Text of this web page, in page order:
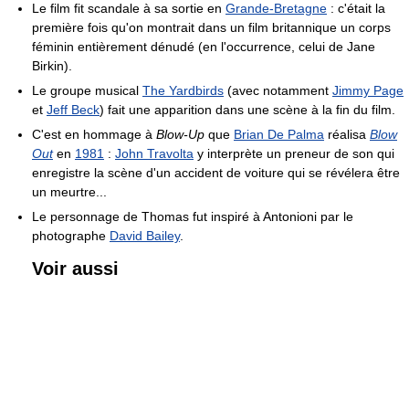
Le film fit scandale à sa sortie en Grande-Bretagne : c'était la
première fois qu'on montrait dans un film britannique un corps
féminin entièrement dénudé (en l'occurrence, celui de Jane
Birkin).
Le groupe musical The Yardbirds (avec notamment Jimmy Page
et Jeff Beck) fait une apparition dans une scène à la fin du film.
C'est en hommage à Blow-Up que Brian De Palma réalisa Blow
Outen 1981 : John Travolta y interprète un preneur de son qui
enregistre la scène d'un accident de voiture qui se révélera être
un meurtre...
Le personnage de Thomas fut inspiré à Antonioni par le
photographe David Bailey.
Voir aussi